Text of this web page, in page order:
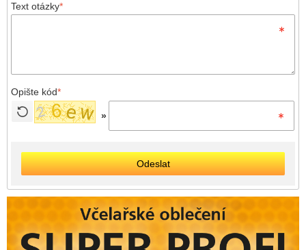
Text otázky*
Opište kód*
»
Odeslat